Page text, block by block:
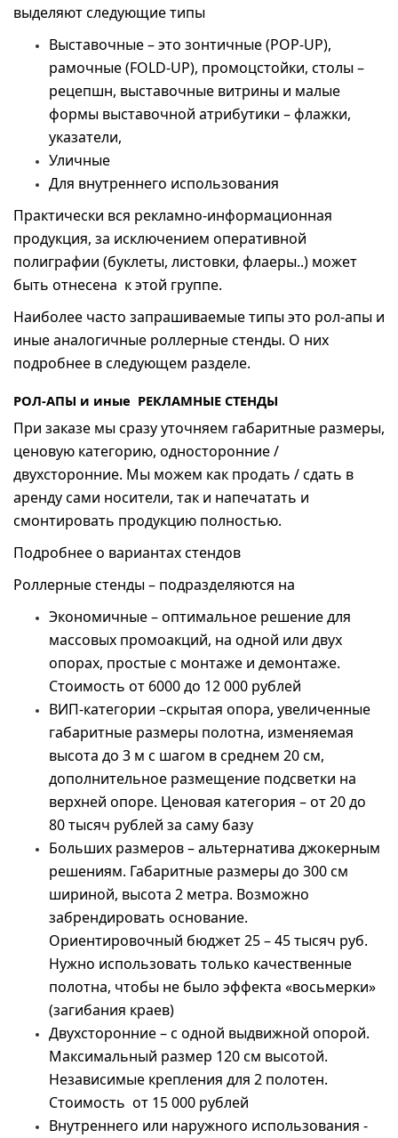
выделяют следующие типы
Выставочные – это зонтичные (POP-UP),
рамочные (FOLD-UP), промоцстойки, столы –
рецепшн, выставочные витрины и малые
формы выставочной атрибутики – флажки,
указатели,
Уличные
Для внутреннего использования
Практически вся рекламно-информационная
продукция, за исключением оперативной
полиграфии (буклеты, листовки, флаеры..) может
быть отнесена к этой группе.
Наиболее часто запрашиваемые типы это рол-апы и
иные аналогичные роллерные стенды. О них
подробнее в следующем разделе.
РОЛ-АПЫ и иные РЕКЛАМНЫЕ СТЕНДЫ
При заказе мы сразу уточняем габаритные размеры,
ценовую категорию, односторонние /
двухсторонние. Мы можем как продать / сдать в
аренду сами носители, так и напечатать и
смонтировать продукцию полностью.
Подробнее о вариантах стендов
Роллерные стенды – подразделяются на
Экономичные – оптимальное решение для
массовых промоакций, на одной или двух
опорах, простые с монтаже и демонтаже.
Стоимость от 6000 до 12 000 рублей
ВИП-категории –скрытая опора, увеличенные
габаритные размеры полотна, изменяемая
высота до 3 м с шагом в среднем 20 см,
дополнительное размещение подсветки на
верхней опоре. Ценовая категория – от 20 до
80 тысяч рублей за саму базу
Больших размеров – альтернатива джокерным
решениям. Габаритные размеры до 300 см
шириной, высота 2 метра. Возможно
забрендировать основание.
Ориентировочный бюджет 25 – 45 тысяч руб.
Нужно использовать только качественные
полотна, чтобы не было эффекта «восьмерки»
(загибания краев)
Двухсторонние – с одной выдвижной опорой.
Максимальный размер 120 см высотой.
Независимые крепления для 2 полотен.
Стоимость от 15 000 рублей
Внутреннего или наружного использования -